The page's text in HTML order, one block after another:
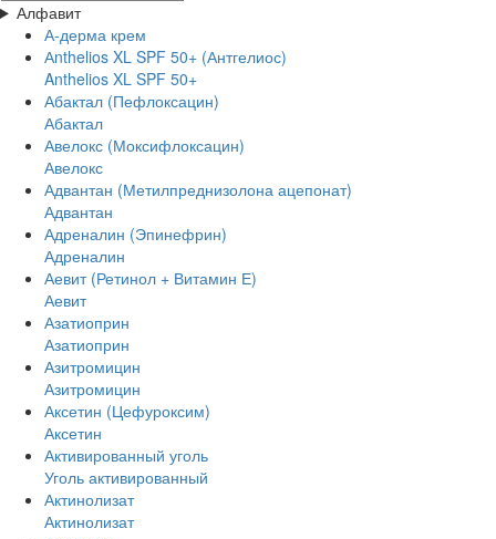
Алфавит
А-дерма крем
Аnthelios XL SPF 50+ (Антгелиос)
Anthelios XL SPF 50+
Абактал (Пефлоксацин)
Абактал
Авелокс (Моксифлоксацин)
Авелокс
Адвантан (Метилпреднизолона ацепонат)
Адвантан
Адреналин (Эпинефрин)
Адреналин
Аевит (Ретинол + Витамин Е)
Аевит
Азатиоприн
Азатиоприн
Азитромицин
Азитромицин
Аксетин (Цефуроксим)
Аксетин
Активированный уголь
Уголь активированный
Актинолизат
Актинолизат